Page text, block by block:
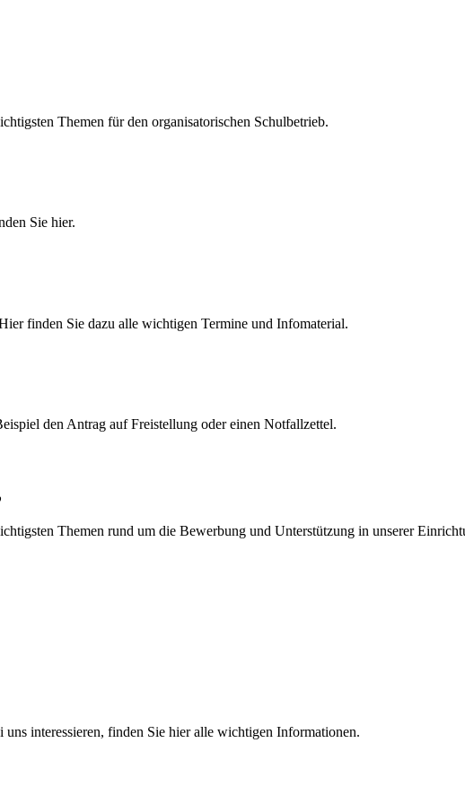
Themen für den organisatorischen Schulbetrieb.
Sie hier.
finden Sie dazu alle wichtigen Termine und Infomaterial.
den Antrag auf Freistellung oder einen Notfallzettel.
Themen rund um die Bewerbung und Unterstützung in unserer
interessieren, finden Sie hier alle wichtigen Informationen.